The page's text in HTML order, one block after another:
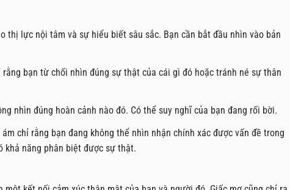
thị lực nội tâm và sự hiểu biết sâu sắc. Bạn cần bắt đầu nhìn vào bản
rằng bạn từ chối nhìn đúng sự thật của cái gì đó hoặc tránh né sự thân
nhìn đúng hoàn cảnh nào đó. Có thể suy nghĩ của bạn đang rối bời.
ám chỉ rằng bạn đang không thể nhìn nhận chính xác được vấn đề trong
khả năng phân biệt được sự thật.